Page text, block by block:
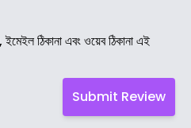
ঠিকানা এবং ওয়েব ঠিকানা এই